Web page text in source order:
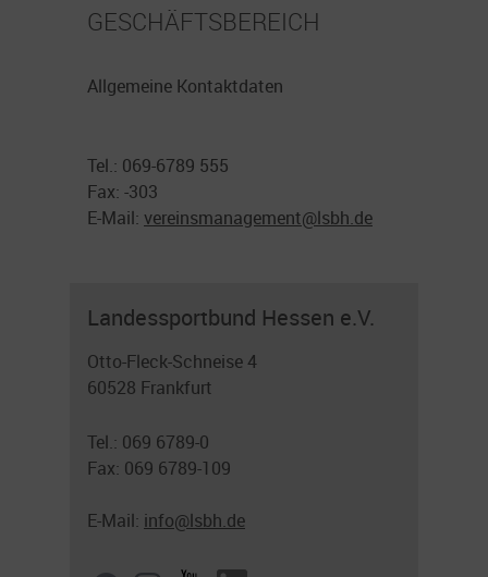
GESCHÄFTSBEREICH
Allgemeine Kontaktdaten
Tel.: 069-6789 555
Fax: -303
E-Mail: vereinsmanagement@lsbh.de
Landessportbund Hessen e.V.
Otto-Fleck-Schneise 4
60528 Frankfurt
Tel.: 069 6789-0
Fax: 069 6789-109
E-Mail: info@lsbh.de